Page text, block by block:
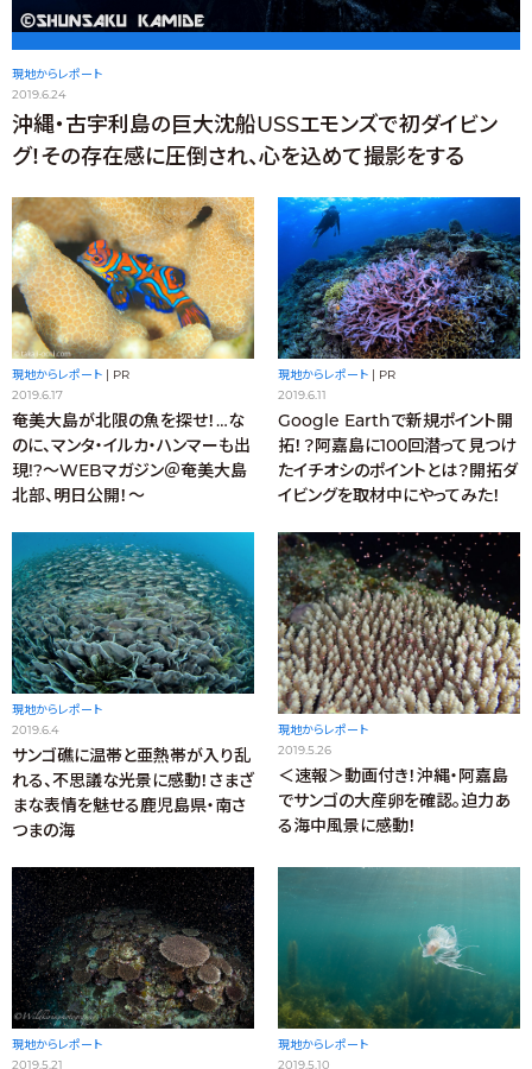
現地からレポート
2019.6.24
沖縄・古宇利島の巨大沈船USSエモンズで初ダイビン
グ！その存在感に圧倒され、心を込めて撮影をする
現地からレポート
PR
2019.6.17
奄美大島が北限の魚を探せ！…な
のに、マンタ・イルカ・ハンマーも出
現!?〜WEBマガジン＠奄美大島
北部、明日公開！〜
現地からレポート
PR
2019.6.11
Google Earthで新規ポイント開
拓！？阿嘉島に100回潜って見つけ
たイチオシのポイントとは？開拓ダ
イビングを取材中にやってみた！
現地からレポート
2019.6.4
サンゴ礁に温帯と亜熱帯が入り乱
れる、不思議な光景に感動！さまざ
まな表情を魅せる鹿児島県・南さ
つまの海
現地からレポート
2019.5.26
＜速報＞動画付き！沖縄・阿嘉島
でサンゴの大産卵を確認。迫力あ
る海中風景に感動！
現地からレポート
2019.5.21
現地からレポート
2019.5.10